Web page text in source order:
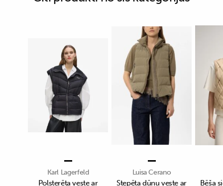
Karl Lagerfeld
Polsterēta veste ar
Luisa Cerano
Stepēta dūnu veste ar
Bēša